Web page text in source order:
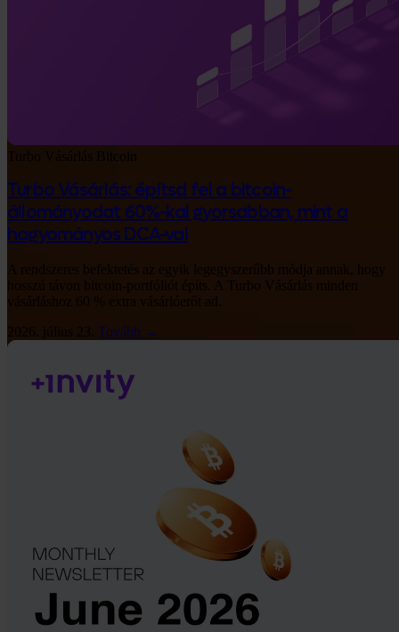
Bitcoin
Turbo Vásárlás: építsd fel a bitcoin-
állományodat 60%-kal gyorsabban, mint a
hagyományos DCA-val
A rendszeres befektetés az egyik legegyszerűbb módja annak, hogy
hosszú távon bitcoin-portfóliót építs. A Turbo Vásárlás minden
vásárláshoz 60 % extra vásárlóerőt ad.
Tovább →